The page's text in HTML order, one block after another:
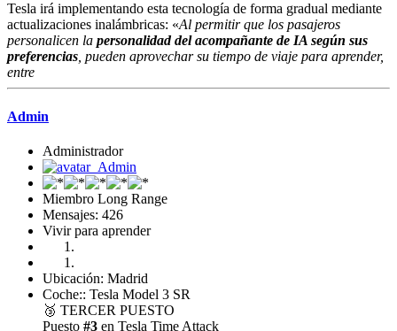
Tesla irá implementando esta tecnología de forma gradual mediante
actualizaciones inalámbricas: «Al permitir que los pasajeros
personalicen la personalidad del acompañante de IA según sus
preferencias , pueden aprovechar su tiempo de viaje para aprender,
entre
Admin
Administrador
Miembro Long Range
Mensajes: 426
Vivir para aprender
Ubicación: Madrid
Coche:: Tesla Model 3 SR
🥉 TERCER PUESTO
Puesto #3 en Tesla Time Attack